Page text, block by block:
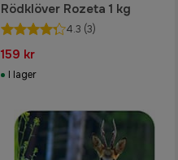
Rödklöver Rozeta 1 kg
4.3 (3)
159 kr
I lager